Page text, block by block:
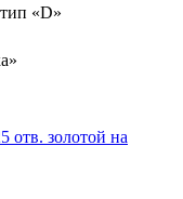
«D»